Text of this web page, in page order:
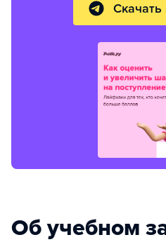
Скачать
Об учебном